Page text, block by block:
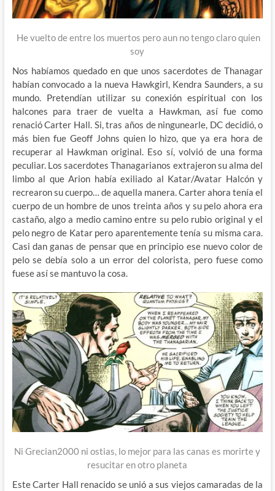
He vuelto de entre los muertos pero aun no tengo claro quien
soy
Nos habíamos quedado en que unos sacerdotes de Thanagar
habían convocado a la nueva Hawkgirl, Kendra Saunders, a su
mundo. Pretendían utilizar su conexión espiritual con los
halcones para traer de vuelta a Hawkman, así fue como
renació Carter Hall. Si, tras años de ningunearle, DC decidió, o
más bien fue Geoff Johns quien lo hizo, que ya era hora de
recuperar al Hawkman original. Eso sí, volvió de una forma
peculiar. Los sacerdotes Thanagarianos extrajeron su alma del
limbo al que Arion había exiliado al Katar/Avatar Halcón y
recrearon su cuerpo… de aquella manera. Carter ahora tenía el
cuerpo de un hombre de unos treinta años y su pelo ahora era
castaño, algo a medio camino entre su pelo rubio original y el
pelo negro de Katar pero aparentemente tenía su misma cara.
Casi dan ganas de pensar que en principio ese nuevo color de
pelo se debía solo a un error del colorista, pero fuese como
fuese así se mantuvo la cosa.
Ni Grecian2000 ni ostias, lo mejor para las canas es morirte y
resucitar en otro planeta
Este Carter Hall renacido se unió a sus viejos camaradas de la